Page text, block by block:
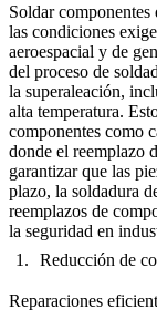
Soldar componentes
las condiciones
aeroespacial y de
del proceso de
la superaleación,
alta temperatura.
componentes como
donde el reemplazo
garantizar que las
plazo, la soldadura
reemplazos de
la seguridad en
Reducción de
Reparaciones